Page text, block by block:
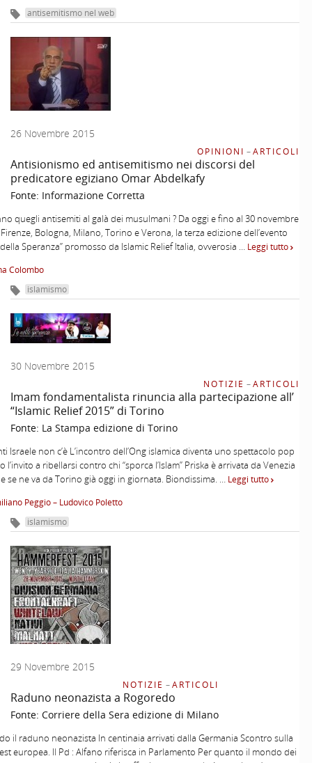
antisemitismo nel web
26 Novembre 2015
OPINIONI –ARTICOLI
Antisionismo ed antisemitismo nei discorsi del
predicatore egiziano Omar Abdelkafy
Fonte: Informazione Corretta
quegli antisemiti al galà dei musulmani ? Da oggi e fino al 30 novembre
Bologna, Milano, Torino e Verona, la terza edizione dell’evento
Speranza” promosso da Islamic Relief Italia, ovverosia … Leggi tutto
Colombo
islamismo
30 Novembre 2015
NOTIZIE –ARTICOLI
Imam fondamentalista rinuncia alla partecipazione all’
“Islamic Relief 2015” di Torino
Fonte: La Stampa edizione di Torino
Israele non c’è L’incontro dell’Ong islamica diventa uno spettacolo pop
l’invito a ribellarsi contro chi “sporca l’Islam” Priska è arrivata da Venezia
e se ne va da Torino già oggi in giornata. Biondissima. … Leggi tutto
Peggio – Ludovico Poletto
islamismo
29 Novembre 2015
NOTIZIE –ARTICOLI
Raduno neonazista a Rogoredo
Fonte: Corriere della Sera edizione di Milano
il raduno neonazista In centinaia arrivati dalla Germania Scontro sulla
europea. Il Pd : Alfano riferisca in Parlamento Per quanto il mondo dei